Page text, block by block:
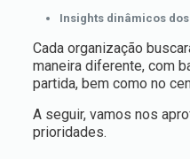
Insights dinâmicos
Cada organização
maneira diferente, com
partida, bem como no
A seguir, vamos nos
prioridades.